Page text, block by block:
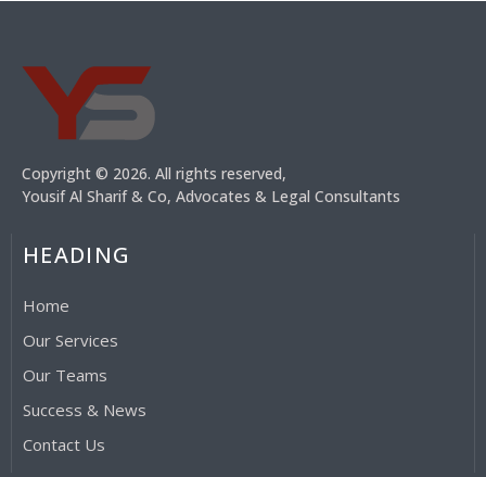
Copyright © 2026. All rights reserved,
Yousif Al Sharif & Co, Advocates & Legal Consultants
HEADING
Home
Our Services
Our Teams
Success & News
Contact Us